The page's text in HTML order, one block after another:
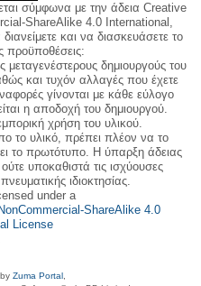
σύμφωνα με την άδεια Creative
ShareAlike 4.0 International,
και να διασκευάσετε το
προϋποθέσεις:
δημιουργούς του
και τυχόν αλλαγές που έχετε
γίνονται με κάθε εύλογο
η αποδοχή του δημιουργού.
χρήση του υλικού.
το υλικό, πρέπει πλέον να το
το πρωτότυπο. Η ύπαρξη άδειας
υποκαθιστά τις ισχύουσες
ιδιοκτησίας.
under a
ShareAlike 4.0
License
Zuma Portal